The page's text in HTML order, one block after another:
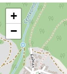
+
−